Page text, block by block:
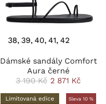
38 39 40 41 42
Dámské sandály Comfort
Aura černé
3 190 Kč 2 871 Kč
Limitovaná edice
Sleva 10 %